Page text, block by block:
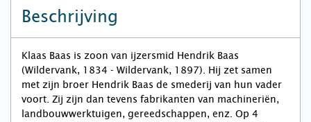
Beschrijving
Klaas Baas is zoon van ijzersmid Hendrik Baas
(Wildervank, 1834 - Wildervank, 1897). Hij zet samen
met zijn broer Hendrik Baas de smederij van hun vader
voort. Zij zijn dan tevens fabrikanten van machineriën,
landbouwwerktuigen, gereedschappen, enz. Op 4